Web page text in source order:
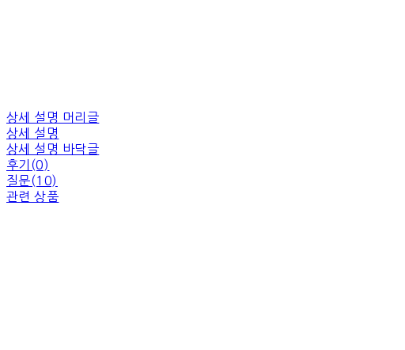
상세 설명 머리글
상세 설명
상세 설명 바닥글
후기(0)
질문(10)
관련 상품